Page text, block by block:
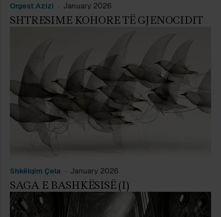
Orgest Azizi January 2026
SHTRESIME KOHORE TË GJENOCIDIT
Shkëlqim Çela January 2026
SAGA E BASHKËSISË (I)